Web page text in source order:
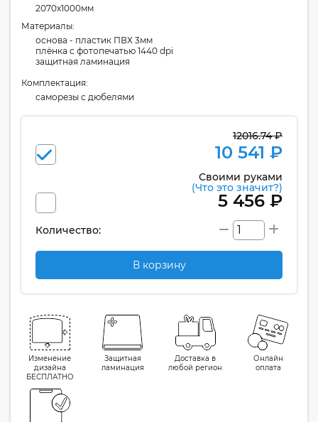
2070x1000мм
Материалы:
основа - пластик ПВХ 3мм
плёнка с фотопечатью 1440 dpi
защитная ламинация
Комплектация:
cаморезы с дюбелями
12016.74 ₽
10 541 ₽
Своими руками
(Что это значит?)
5 456 ₽
Количество:
В корзину
Изменение
дизайна
БЕСПЛАТНО
Защитная
ламинация
Доставка в
любой регион
Онлайн
оплата